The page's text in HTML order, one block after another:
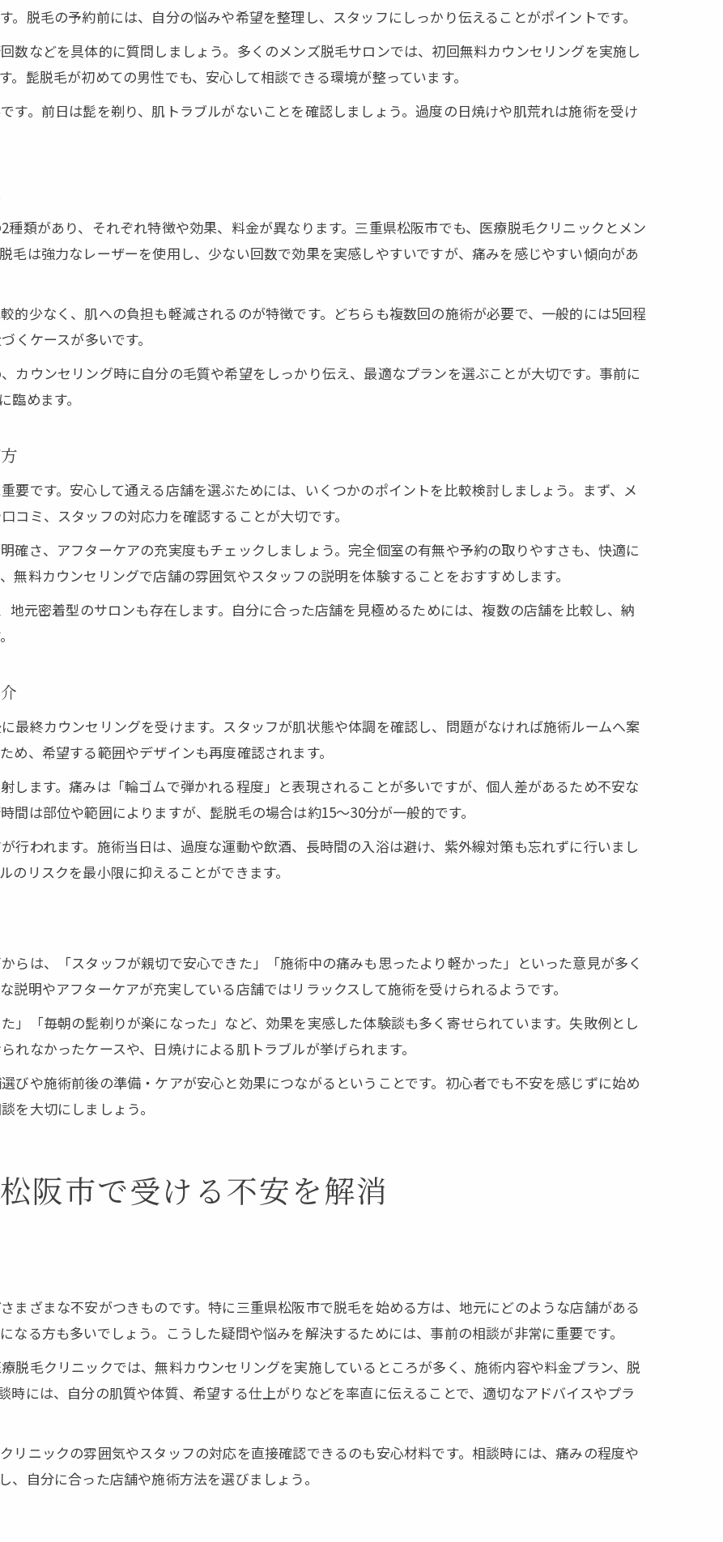
松阪市の脱毛店でよくある質問と回答
ヒゲ脱毛効果を実感したい方へおすすめの流れ
脱毛効果を高めるための施術スケジュール
脱毛の痛みを軽減するための工夫と対策
脱毛における麻酔オプションの利用方法
ヒゲ脱毛でよくある痛みの口コミと実例
カウンセリングから分かる脱毛選びのポイント
脱毛料金やコース内容の比較方法を紹介
美容サロンと医療脱毛の違いを徹底比較
脱毛効果や施術回数の違いを徹底比較
。脱毛の予約前には、自分の悩みや希望を整理し、スタッフにしっかり伝えることがポイントです。
数などを具体的に質問しましょう。多くのメンズ脱毛サロンでは、初回無料カウンセリングを実施し
髭脱毛が初めての男性でも、安心して相談できる環境が整っています。
す。前日は髭を剃り、肌トラブルがないことを確認しましょう。過度の日焼けや肌荒れは施術を受け
類があり、それぞれ特徴や効果、料金が異なります。三重県松阪市でも、医療脱毛クリニックとメン
毛は強力なレーザーを使用し、少ない回数で効果を実感しやすいですが、痛みを感じやすい傾向があ
的少なく、肌への負担も軽減されるのが特徴です。どちらも複数回の施術が必要で、一般的には5回程
くケースが多いです。
カウンセリング時に自分の毛質や希望をしっかり伝え、最適なプランを選ぶことが大切です。事前に
めます。
要です。安心して通える店舗を選ぶためには、いくつかのポイントを比較検討しましょう。まず、メ
コミ、スタッフの対応力を確認することが大切です。
確さ、アフターケアの充実度もチェックしましょう。完全個室の有無や予約の取りやすさも、快適に
無料カウンセリングで店舗の雰囲気やスタッフの説明を体験することをおすすめします。
地元密着型のサロンも存在します。自分に合った店舗を見極めるためには、複数の店舗を比較し、納
最終カウンセリングを受けます。スタッフが肌状態や体調を確認し、問題がなければ施術ルームへ案
、希望する範囲やデザインも再度確認されます。
します。痛みは「輪ゴムで弾かれる程度」と表現されることが多いですが、個人差があるため不安な
は部位や範囲によりますが、髭脱毛の場合は約15～30分が一般的です。
行われます。施術当日は、過度な運動や飲酒、長時間の入浴は避け、紫外線対策も忘れずに行いまし
リスクを最小限に抑えることができます。
らは、「スタッフが親切で安心できた」「施術中の痛みも思ったより軽かった」といった意見が多く
説明やアフターケアが充実している店舗ではリラックスして施術を受けられるようです。
」「毎朝の髭剃りが楽になった」など、効果を実感した体験談も多く寄せられています。失敗例とし
なかったケースや、日焼けによる肌トラブルが挙げられます。
びや施術前後の準備・ケアが安心と効果につながるということです。初心者でも不安を感じずに始め
を大切にしましょう。
阪市で受ける不安を解消
まざまな不安がつきものです。特に三重県松阪市で脱毛を始める方は、地元にどのような店舗がある
なる方も多いでしょう。こうした疑問や悩みを解決するためには、事前の相談が非常に重要です。
脱毛クリニックでは、無料カウンセリングを実施しているところが多く、施術内容や料金プラン、脱
時には、自分の肌質や体質、希望する仕上がりなどを率直に伝えることで、適切なアドバイスやプラ
リニックの雰囲気やスタッフの対応を直接確認できるのも安心材料です。相談時には、痛みの程度や
自分に合った店舗や施術方法を選びましょう。